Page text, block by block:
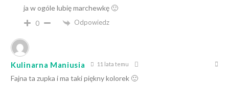
ja w ogóle lubię marchewkę 🙂
0 Odpowiedz
Kulinarna Maniusia 11 lata temu
Fajna ta zupka i ma taki piękny kolorek 🙂